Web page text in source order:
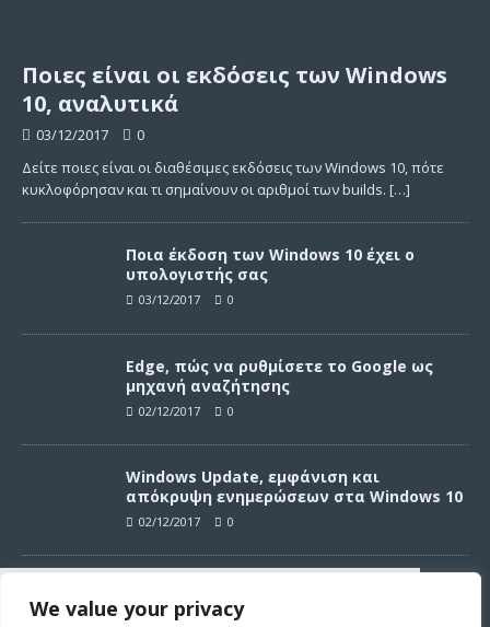
Συνεχίζοντας σε αυτό τον ιστότοπο
We value your privacy
Ποιες είναι οι εκδόσεις των Windows
10, αναλυτικά
03/12/2017
0
Δείτε ποιες είναι οι διαθέσιμες εκδόσεις των Windows 10, πότε
κυκλοφόρησαν και τι σημαίνουν οι αριθμοί των builds. […]
Ποια έκδοση των Windows 10 έχει ο
υπολογιστής σας
03/12/2017 0
Edge, πώς να ρυθμίσετε το Google ως
μηχανή αναζήτησης
02/12/2017 0
Windows Update, εμφάνιση και
απόκρυψη ενημερώσεων στα Windows 10
02/12/2017 0
ενημερώσεων στα Windows 10